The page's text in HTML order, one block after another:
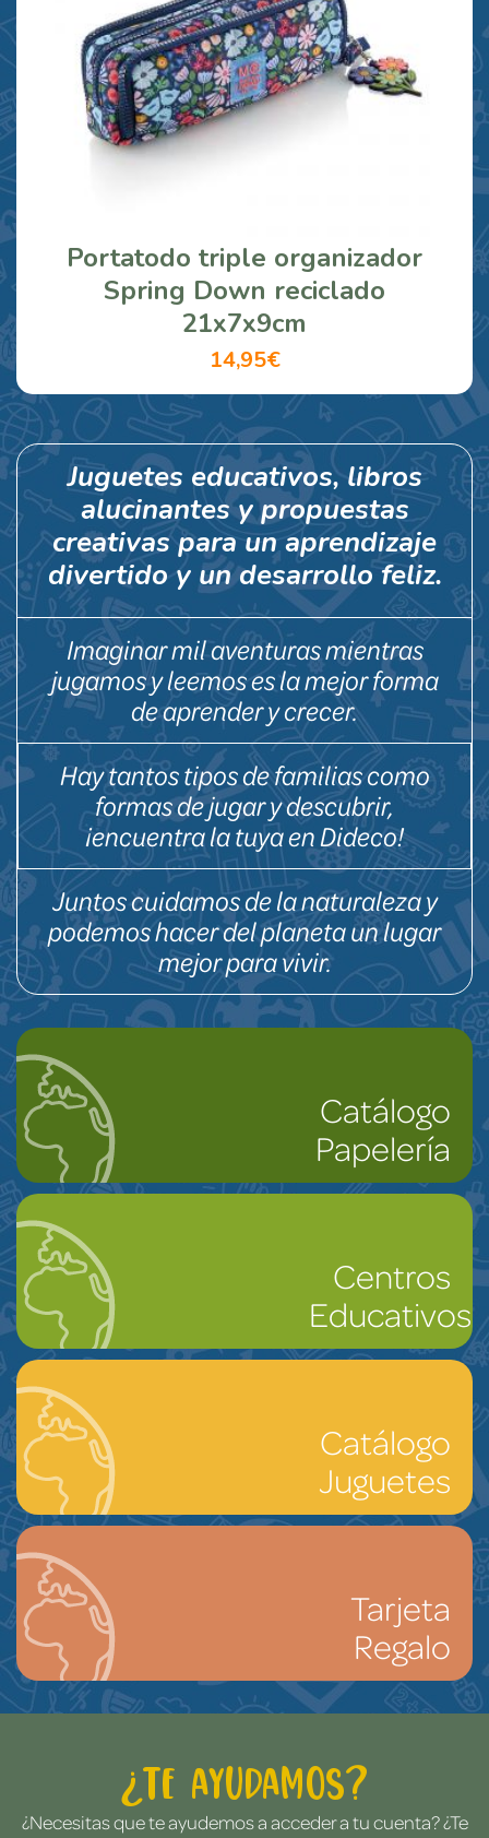
Portatodo triple organizador
Spring Down reciclado
21x7x9cm
14,95€
Juguetes educativos, libros
alucinantes y propuestas
creativas para un aprendizaje
divertido y un desarrollo feliz.
Imaginar mil aventuras mientras
jugamos y leemos es la mejor forma
de aprender y crecer.
Hay tantos tipos de familias como
formas de jugar y descubrir,
¡encuentra la tuya en Dideco!
Juntos cuidamos de la naturaleza y
podemos hacer del planeta un lugar
mejor para vivir.
Catálogo
Papelería
Centros
Educativos
Catálogo
Juguetes
Tarjeta
Regalo
¿Te ayudamos?
¿Necesitas que te ayudemos a acceder a tu cuenta? ¿Te